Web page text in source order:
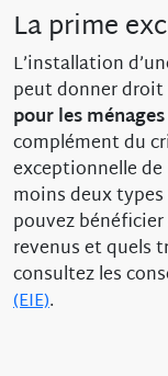
La prime
L’installation
peut donner droit
pour les
complément du
exceptionnelle de
moins deux
pouvez
revenus et quels
consultez les
(EIE).